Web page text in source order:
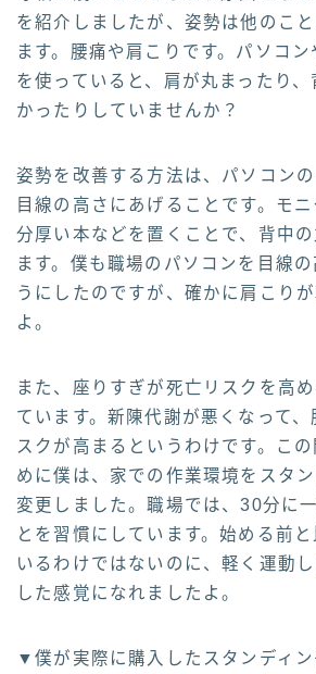
を紹介しましたが、姿勢は他のこ
ます。腰痛や肩こりです。パソコ
を使っていると、肩が丸まったり
かったりしていませんか？
姿勢を改善する方法は、パソコン
目線の高さにあげることです。モ
分厚い本などを置くことで、背中
ます。僕も職場のパソコンを目線
うにしたのですが、確かに肩こり
よ。
また、座りすぎが死亡リスクを高
ています。新陳代謝が悪くなって、
スクが高まるというわけです。こ
めに僕は、家での作業環境をスタ
変更しました。職場では、30分に
とを習慣にしています。始める前
いるわけではないのに、軽く運動
した感覚になれましたよ。
▼僕が実際に購入したスタンディ